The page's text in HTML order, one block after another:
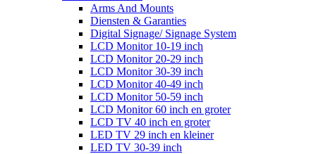
Arms And Mounts
Diensten & Garanties
Digital Signage/ Signage System
LCD Monitor 10-19 inch
LCD Monitor 20-29 inch
LCD Monitor 30-39 inch
LCD Monitor 40-49 inch
LCD Monitor 50-59 inch
LCD Monitor 60 inch en groter
LCD TV 40 inch en groter
LED TV 29 inch en kleiner
LED TV 30-39 inch